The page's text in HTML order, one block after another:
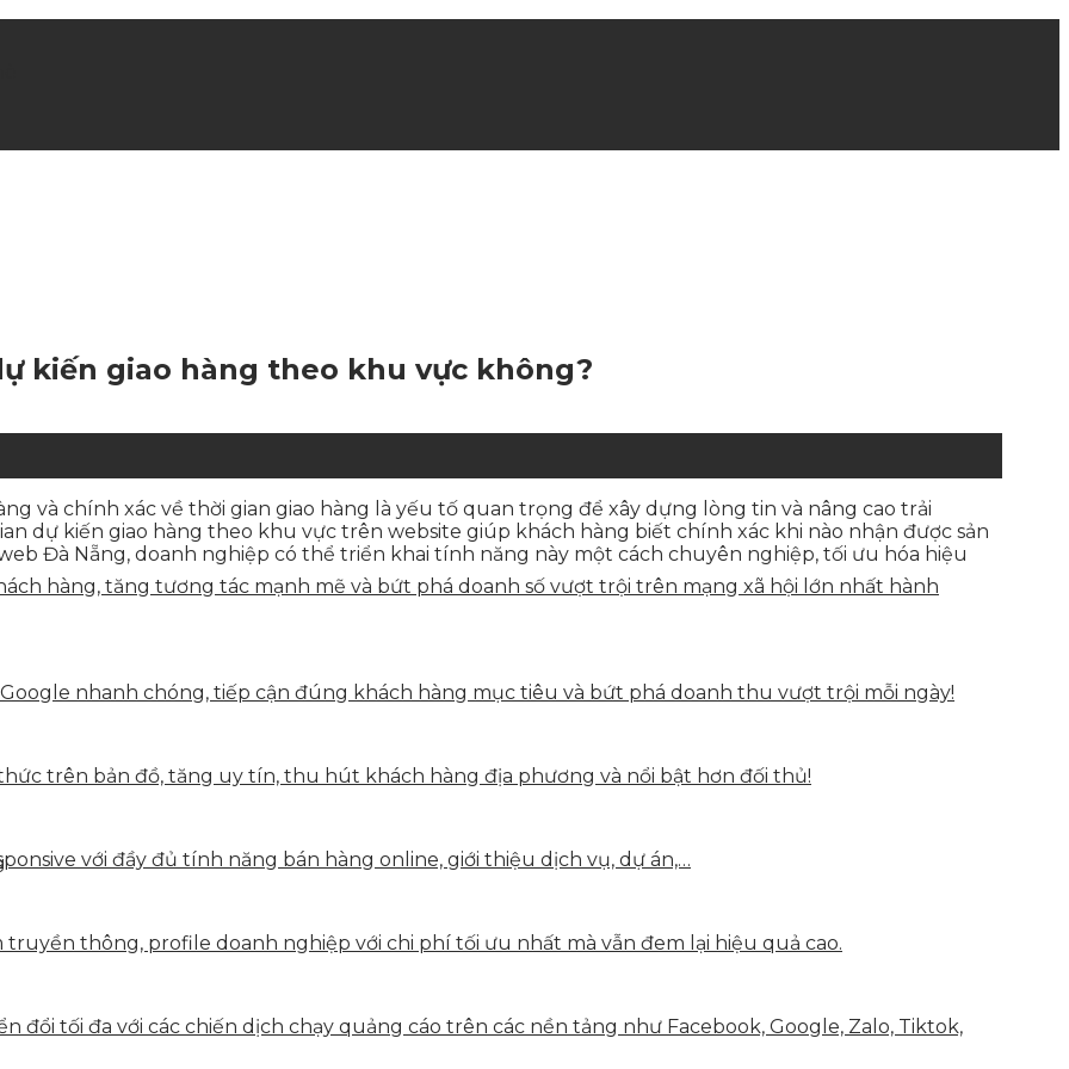
hàng, tăng tương tác mạnh mẽ và bứt phá doanh số vượt trội trên mạng xã hội lớn nhất hành
nhanh chóng, tiếp cận đúng khách hàng mục tiêu và bứt phá doanh thu vượt trội mỗi ngày!
trên bản đồ, tăng uy tín, thu hút khách hàng địa phương và nổi bật hơn đối thủ!
với đầy đủ tính năng bán hàng online, giới thiệu dịch vụ, dự án,…
thông, profile doanh nghiệp với chi phí tối ưu nhất mà vẫn đem lại hiệu quả cao.
đổi tối đa với các chiến dịch chạy quảng cáo trên các nền tảng như Facebook, Google, Zalo, Tiktok,
kiến giao hàng theo khu vực không?
và chính xác về thời gian giao hàng là yếu tố quan trọng để xây dựng lòng tin và nâng cao trải
dự kiến giao hàng theo khu vực trên website giúp khách hàng biết chính xác khi nào nhận được sản
Đà Nẵng, doanh nghiệp có thể triển khai tính năng này một cách chuyên nghiệp, tối ưu hóa hiệu